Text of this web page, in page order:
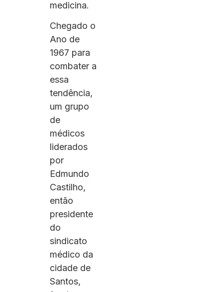
medicina.
Chegado o
Ano de
1967 para
combater a
essa
tendência,
um grupo
de
médicos
liderados
por
Edmundo
Castilho,
então
presidente
do
sindicato
médico da
cidade de
Santos,